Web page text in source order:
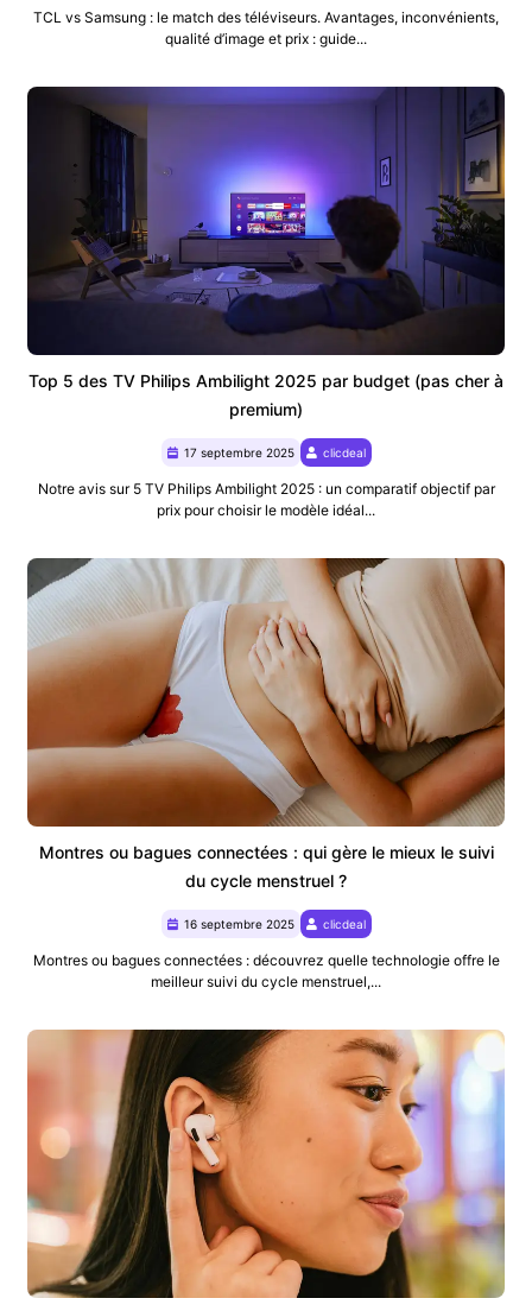
TCL vs Samsung : le match des téléviseurs. Avantages, inconvénients,
qualité d’image et prix : guide...
Top 5 des TV Philips Ambilight 2025 par budget (pas cher à
premium)
17 septembre 2025 clicdeal
Notre avis sur 5 TV Philips Ambilight 2025 : un comparatif objectif par
prix pour choisir le modèle idéal...
Montres ou bagues connectées : qui gère le mieux le suivi
du cycle menstruel ?
16 septembre 2025 clicdeal
Montres ou bagues connectées : découvrez quelle technologie offre le
meilleur suivi du cycle menstruel,...